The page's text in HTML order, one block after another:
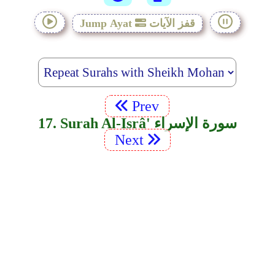
Jump Ayat قفز الآيات
Prev
17. Surah Al-Isrâ' سورة الإسراء
Next